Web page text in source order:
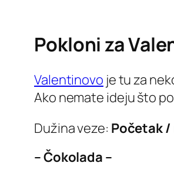
Pokloni za
Valentinovo je tu za
Ako nemate ideju što
Dužina veze: Početak
– Čokolada –